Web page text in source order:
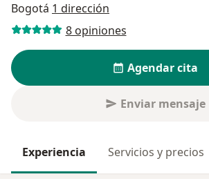
Bogotá 1 dirección
8 opiniones
Agendar cita
Enviar mensaje
Experiencia Servicios y precios